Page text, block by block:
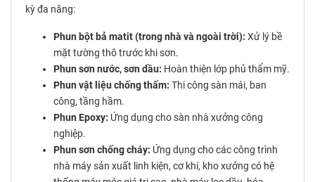
kỳ đa năng:
Phun bột bả matit (trong nhà và ngoài trời): Xử lý bề
mặt tường thô trước khi sơn.
Phun sơn nước, sơn dầu: Hoàn thiện lớp phủ thẩm mỹ.
Phun vật liệu chống thấm: Thi công sàn mái, ban
công, tầng hầm.
Phun Epoxy: Ứng dụng cho sàn nhà xưởng công
nghiệp.
Phun sơn chống cháy: Ứng dụng cho các công trình
nhà máy sản xuất linh kiện, cơ khí, kho xưởng có hệ